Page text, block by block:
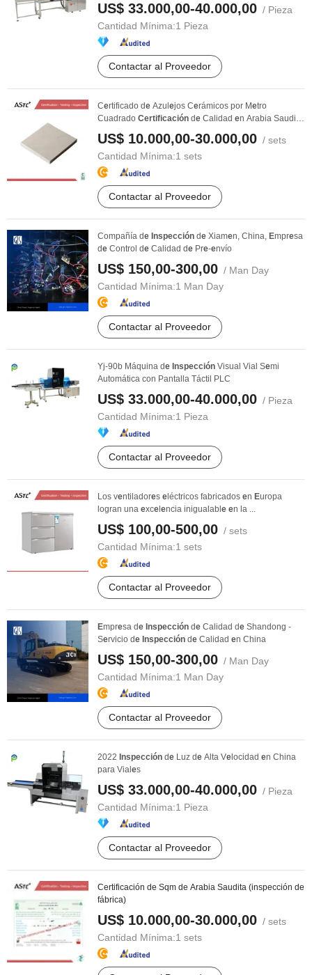
US$ 33.000,00-40.000,00 / Pieza
Cantidad Mínima:1 Pieza
Contactar al Proveedor
Certificado de Azul ejos Cerámicos por Metro
Cuadrado Certificación de Calidad en Arabia Saudita
US$ 10.000,00-30.000,00 / sets
Cantidad Mínima:1 sets
Contactar al Proveedor
Compañía de Inspección de Xiamen, China, Empresa
de Control de Calidad de Pre-envío
US$ 150,00-300,00 / Man Day
Cantidad Mínima:1 Man Day
Contactar al Proveedor
Yj-90b Máquina de Inspección Visual Vial Semi
Automática con Pantalla Táctil PLC
US$ 33.000,00-40.000,00 / Pieza
Cantidad Mínima:1 Pieza
Contactar al Proveedor
Los ventiladores e léctricos fabricados en Europa
logran una exce encia inigualabl e en la ...
US$ 100,00-500,00 / sets
Cantidad Mínima:1 sets
Contactar al Proveedor
Empresa de Inspección de Calidad de Shandong -
Servicio de Inspección de Calidad en China
US$ 150,00-300,00 / Man Day
Cantidad Mínima:1 Man Day
Contactar al Proveedor
2022 Inspección de Luz de Alta Ve locidad en China
para Vial es
US$ 33.000,00-40.000,00 / Pieza
Cantidad Mínima:1 Pieza
Contactar al Proveedor
Certificación de Sqm de Arabia Saudita (inspección de
fábrica)
US$ 10.000,00-30.000,00 / sets
Cantidad Mínima:1 sets